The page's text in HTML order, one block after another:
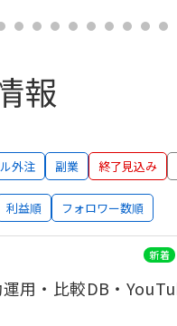
報
外注 副業 終了見込み
利益順 フォロワー数順
新着
運用・比較DB・